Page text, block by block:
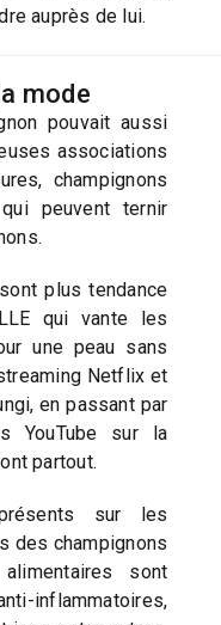
auprès de lui.
mode
pouvait aussi
associations
champignons
peuvent ternir
plus tendance
qui vante les
une peau sans
Netflix et
en passant par
YouTube sur la
partout.
sur les
des champignons
sont
inflammatoires,